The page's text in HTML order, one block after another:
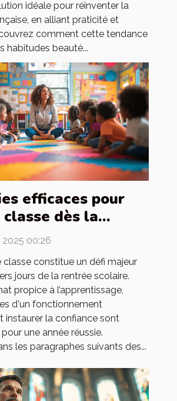
idéale pour réinventer la
en alliant praticité et
comment cette tendance
habitudes beauté...
efficaces pour
dès la
2025 00:26
classe constitue un défi majeur
jours de la rentrée scolaire.
propice à l’apprentissage,
d'un fonctionnement
instaurer la confiance sont
une année réussie.
les paragraphes suivants des...